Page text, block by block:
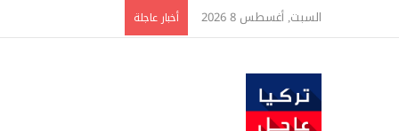
السبت, أغسطس 8 2026 أخبار عاجلة